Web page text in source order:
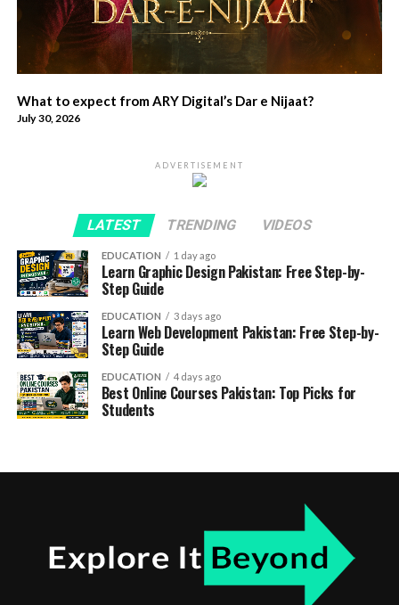
What to expect from ARY Digital’s Dar e Nijaat?
July 30, 2026
ADVERTISEMENT
LATEST TRENDING VIDEOS
EDUCATION 1 day ago
Learn Graphic Design Pakistan: Free Step-by-
Step Guide
EDUCATION 3 days ago
Learn Web Development Pakistan: Free Step-by-
Step Guide
EDUCATION 4 days ago
Best Online Courses Pakistan: Top Picks for
Students